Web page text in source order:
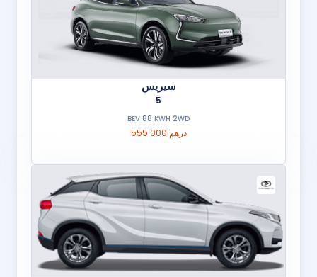
سيريس
5
BEV 88 KWH 2WD
555 000 درهم